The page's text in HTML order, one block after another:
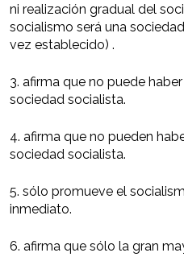
ni realización gradual del
socialismo será una
vez establecido) .
3. afirma que no puede
sociedad socialista.
4. afirma que no pueden
sociedad socialista.
5. sólo promueve el
inmediato.
6. afirma que sólo la gran